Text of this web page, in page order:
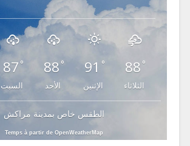
87 °
السبت
88°
الأحد
91 °
الإثنين
88 °
الثلاثاء
الطقس خاص بمدينة مراكش
Temps à partir de OpenWeatherMap